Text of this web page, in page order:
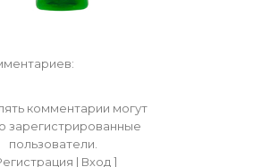
:
комментарии могут
зарегистрированные
пользователи.
| Вход]